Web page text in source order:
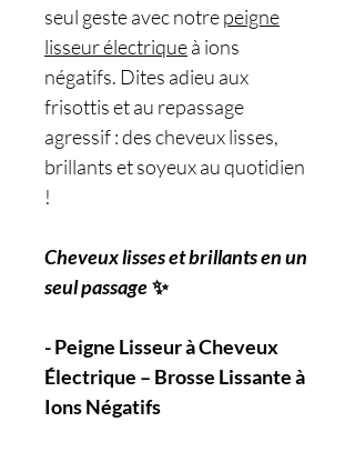
seul geste avec notrepeigne
lisseur électriqueà ions
négatifs. Dites adieu aux
frisottis et au repassage
agressif : des cheveux lisses,
brillants et soyeux au quotidien
!
Cheveux lisses et brillants en un
seul passage✨
- Peigne Lisseur à Cheveux
Électrique – Brosse Lissante à
Ions Négatifs